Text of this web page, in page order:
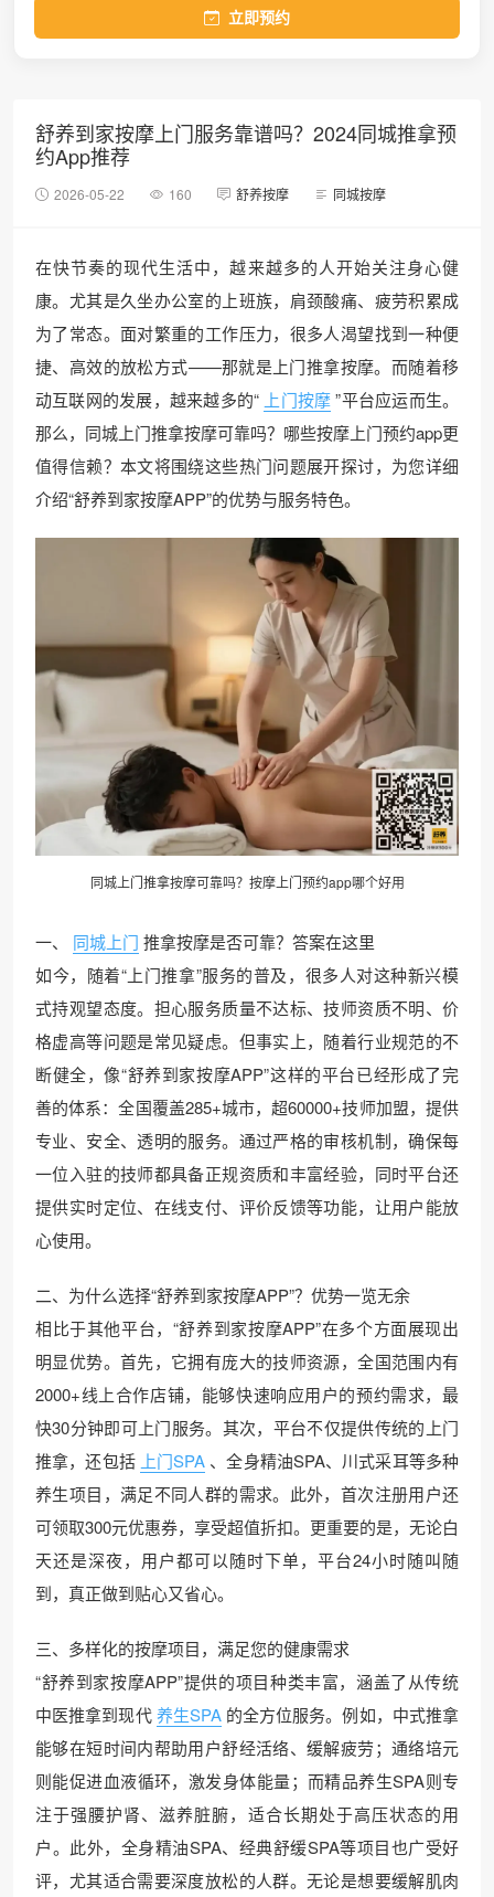
立即预约
舒养到家按摩上门服务靠谱吗？2024同城推拿预
约App推荐
2026-05-22 160 舒养按摩 同城按摩
在快节奏的现代生活中，越来越多的人开始关注身心健
康。尤其是久坐办公室的上班族，肩颈酸痛、疲劳积累成
为了常态。面对繁重的工作压力，很多人渴望找到一种便
捷、高效的放松方式——那就是上门推拿按摩。而随着移
动互联网的发展，越来越多的“ 上门按摩 ”平台应运而生。
那么，同城上门推拿按摩可靠吗？哪些按摩上门预约app更
值得信赖？本文将围绕这些热门问题展开探讨，为您详细
介绍“舒养到家按摩APP”的优势与服务特色。
同城上门推拿按摩可靠吗？按摩上门预约app哪个好用
一、 同城上门 推拿按摩是否可靠？答案在这里
如今，随着“上门推拿”服务的普及，很多人对这种新兴模
式持观望态度。担心服务质量不达标、技师资质不明、价
格虚高等问题是常见疑虑。但事实上，随着行业规范的不
断健全，像“舒养到家按摩APP”这样的平台已经形成了完
善的体系：全国覆盖285+城市，超60000+技师加盟，提供
专业、安全、透明的服务。通过严格的审核机制，确保每
一位入驻的技师都具备正规资质和丰富经验，同时平台还
提供实时定位、在线支付、评价反馈等功能，让用户能放
心使用。
二、为什么选择“舒养到家按摩APP”？优势一览无余
相比于其他平台，“舒养到家按摩APP”在多个方面展现出
明显优势。首先，它拥有庞大的技师资源，全国范围内有
2000+线上合作店铺，能够快速响应用户的预约需求，最
快30分钟即可上门服务。其次，平台不仅提供传统的上门
推拿，还包括 上门SPA 、全身精油SPA、川式采耳等多种
养生项目，满足不同人群的需求。此外，首次注册用户还
可领取300元优惠券，享受超值折扣。更重要的是，无论白
天还是深夜，用户都可以随时下单，平台24小时随叫随
到，真正做到贴心又省心。
三、多样化的按摩项目，满足您的健康需求
“舒养到家按摩APP”提供的项目种类丰富，涵盖了从传统
中医推拿到现代 养生SPA 的全方位服务。例如，中式推拿
能够在短时间内帮助用户舒经活络、缓解疲劳；通络培元
则能促进血液循环，激发身体能量；而精品养生SPA则专
注于强腰护肾、滋养脏腑，适合长期处于高压状态的用
户。此外，全身精油SPA、经典舒缓SPA等项目也广受好
评，尤其适合需要深度放松的人群。无论是想要缓解肌肉